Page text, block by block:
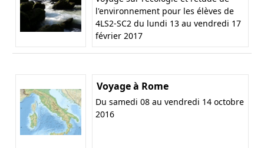
l'environnement pour les élèves de
4LS2-SC2 du lundi 13 au vendredi 17
février 2017
Voyage à Rome
Du samedi 08 au vendredi 14 octobre
2016